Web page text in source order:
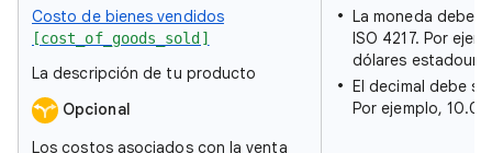
Costo de bienes vendidos
[cost_of_goods_sold]
La descripción de tu producto
Opcional
Los costos asociados con la venta
La moneda debe
ISO 4217. Por
dólares
El decimal debe
Por ejemplo, 10.00